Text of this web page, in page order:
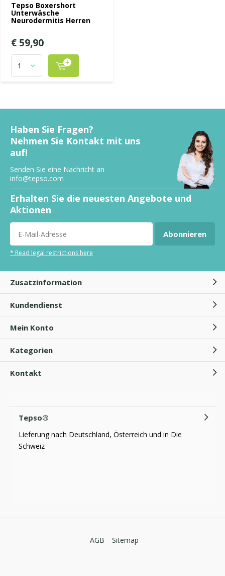
Tepso Boxershort
Unterwäsche
Neurodermitis Herren
€ 59,90
Haben Sie Fragen?
Nehmen Sie Kontakt mit uns
auf!
Senden Sie eine Nachricht an
info@tepso.com
Erhalten Sie die neuesten Angebote und
Aktionen
Abonnieren
* Read legal restrictions here
Zusatzinformation
Kundendienst
Mein Konto
Kategorien
Kontakt
Tepso®
Lieferung nach Deutschland, Österreich und in Die
Schweiz
AGB Sitemap